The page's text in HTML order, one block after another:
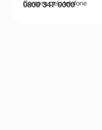
Compre pelo telefone
0800 347 0000